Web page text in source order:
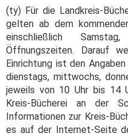
(ty) Für die Landkreis-
gelten ab dem
einschließlich
Öffnungszeiten. Darauf
Einrichtung ist den
dienstags, mittwochs,
jeweils von 10 Uhr bis 14
Kreis-Bücherei an der
Informationen zur Kreis-
es auf der Internet-Seite